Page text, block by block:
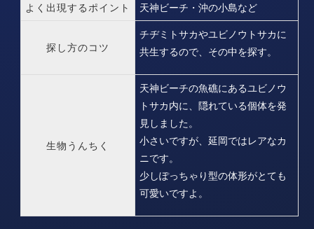
よく出現するポイント
天神ビーチ・沖の小島など
探し方のコツ
チヂミトサカやユビノウトサカに
共生するので、その中を探す。
生物うんちく
天神ビーチの魚礁にあるユビノウ
トサカ内に、隠れている個体を発
見しました。
小さいですが、延岡ではレアなカ
ニです。
少しぽっちゃり型の体形がとても
可愛いですよ。